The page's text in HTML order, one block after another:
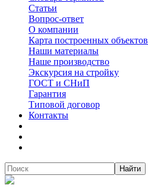
Статьи
Вопрос-ответ
О компании
Карта построенных объектов
Наши материалы
Наше производство
Экскурсия на стройку
ГОСТ и СНиП
Гарантия
Типовой договор
Контакты
Найти